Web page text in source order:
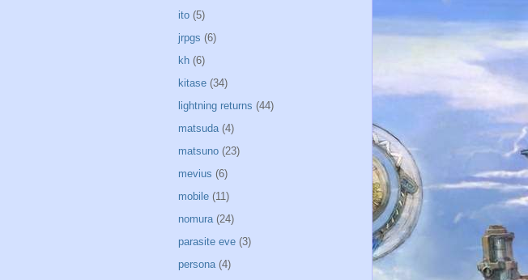
ito (5)
jrpgs (6)
kh (6)
kitase (34)
lightning returns (44)
matsuda (4)
matsuno (23)
mevius (6)
mobile (11)
nomura (24)
parasite eve (3)
persona (4)